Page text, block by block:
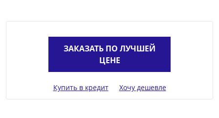
ЗАКАЗАТЬ ПО ЛУЧШЕЙ
ЦЕНЕ
Купить в кредит Хочу дешевле